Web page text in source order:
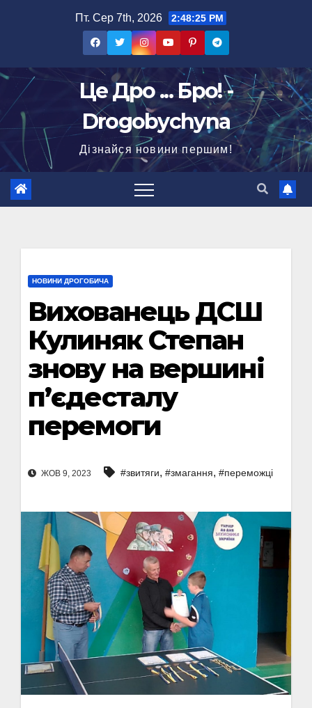
Пт. Сер 7th, 2026 2:48:26 PM
Це Дро ... Бро! -
Drogobychyna
Дізнайся новини першим!
НОВИНИ ДРОГОБИЧА
Вихованець ДСШ
Кулиняк Степан
знову на вершині
п’єдесталу
перемоги
ЖОВ 9, 2023 #звитяги, #змагання, #переможці